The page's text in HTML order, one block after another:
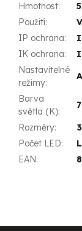
Hmotnost:
Použití:
IP ochrana:
IK ochrana:
Nastavitelné
režimy:
Barva
světla (K):
Rozměry:
Počet LED:
EAN: